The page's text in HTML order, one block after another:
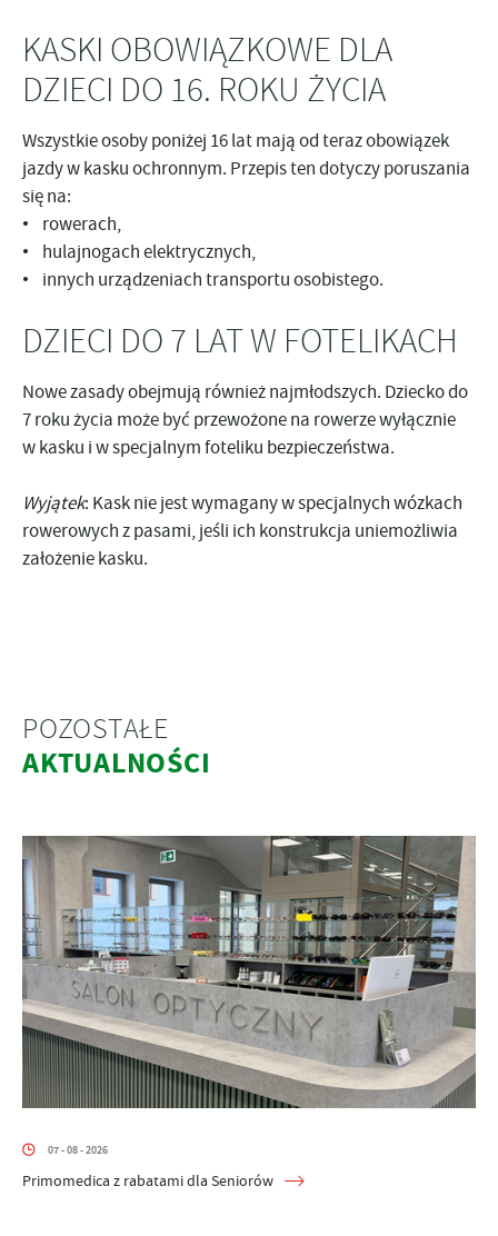
KASKI OBOWIĄZKOWE DLA
DZIECI DO 16. ROKU ŻYCIA
Wszystkieosoby poniżej 16 latmają od teraz obowiązek
jazdy w kasku ochronnym. Przepis ten dotyczy poruszania
się na:
• rowerach,
• hulajnogach elektrycznych,
• innych urządzeniach transportu osobistego.
DZIECI DO 7 LAT W FOTELIKACH
Nowe zasady obejmują również najmłodszych. Dziecko do
7 roku życia może być przewożone na rowerze wyłącznie
w kasku i w specjalnym foteliku bezpieczeństwa.
Wyjątek: Kask nie jest wymagany w specjalnych wózkach
rowerowych z pasami, jeśli ich konstrukcja uniemożliwia
założenie kasku.
POZOSTAŁE
AKTUALNOŚCI
07 - 08 - 2026
Primomedica z rabatami dla Seniorów